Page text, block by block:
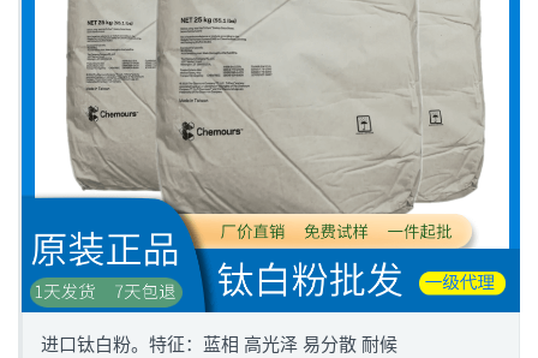
进口钛白粉。特征：蓝相 高光泽 易分散 耐候